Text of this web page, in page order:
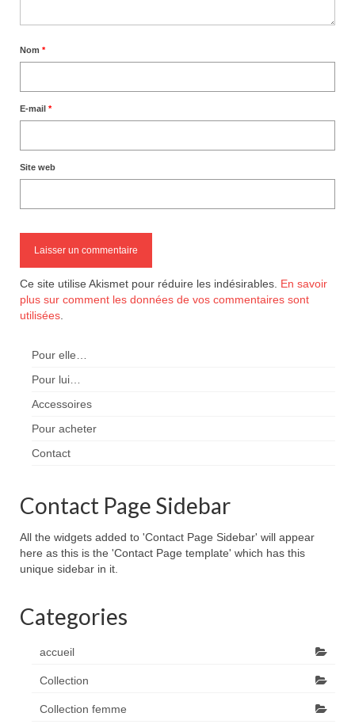
Nom *
E-mail *
Site web
Ce site utilise Akismet pour réduire les indésirables. En savoir
plus sur comment les données de vos commentaires sont
utilisées
Pour elle…
Pour lui…
Accessoires
Pour acheter
Contact
Contact Page Sidebar
All the widgets added to 'Contact Page Sidebar' will appear
here as this is the 'Contact Page template' which has this
unique sidebar in it.
Categories
accueil
Collection
Collection femme